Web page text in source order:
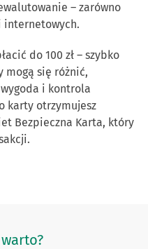
– zarówno
internetowych.
do 100 zł – szybko
mogą się różnić,
i kontrola
karty otrzymujesz
Bezpieczna Karta, który
warto?